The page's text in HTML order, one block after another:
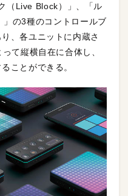
（Live Block）」、「ル
の3種のコントロールブ
、各ユニットに内蔵さ
て縦横自在に合体し、
ことができる。